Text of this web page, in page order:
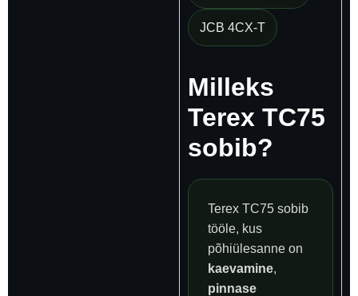
JCB 4CX-T
Milleks
Terex TC75
sobib?
Terex TC75 sobib
tööle, kus
põhiülesanne on
kaevamine,
pinnase